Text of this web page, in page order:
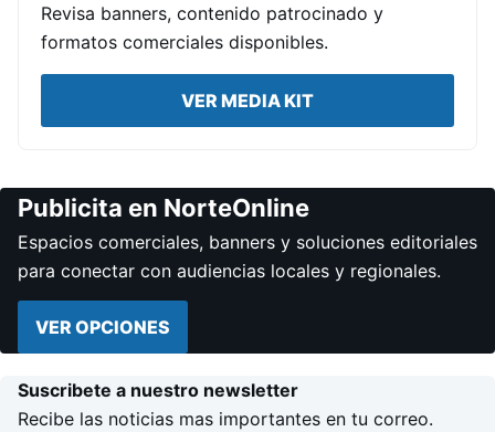
Revisa banners, contenido patrocinado y
formatos comerciales disponibles.
VER MEDIA KIT
Publicita en NorteOnline
Espacios comerciales, banners y soluciones editoriales
para conectar con audiencias locales y regionales.
VER OPCIONES
Suscribete a nuestro newsletter
Recibe las noticias mas importantes en tu correo.